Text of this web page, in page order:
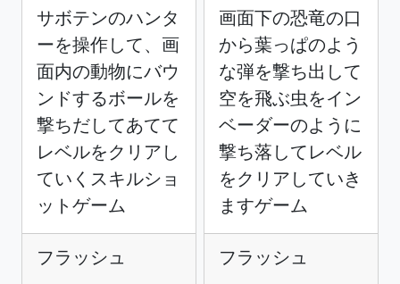
サボテンのハンタ
ーを操作して、画
面内の動物にバウ
ンドするボールを
撃ちだしてあてて
レベルをクリアし
ていくスキルショ
ットゲーム
フラッシュ
画面下の恐竜の口
から葉っぱのよう
な弾を撃ち出して
空を飛ぶ虫をイン
ベーダーのように
撃ち落してレベル
をクリアしていき
ますゲーム
フラッシュ